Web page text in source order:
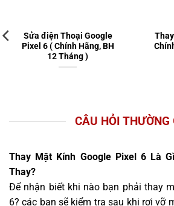
Sửa điện Thoại Google
Pixel 6 ( Chính Hãng, BH
12 Tháng )
CÂU HỎI THƯỜNG
Thay Mặt Kính Google Pixel 6 Là
Thay?
Để nhận biết khi nào bạn phải thay
6? các bạn sẽ kiểm tra sau khi rơi vỡ